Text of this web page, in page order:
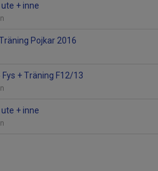
+ inne
Pojkar 2016
Fys + Träning F12/13
+ inne